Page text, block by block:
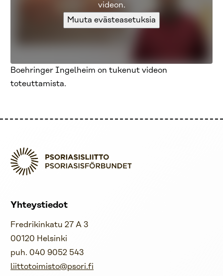
videon.
Muuta evästeasetuksia
Boehringer Ingelheim on tukenut videon
toteuttamista.
Yhteystiedot
Fredrikinkatu 27 A 3
00120 Helsinki
puh. 040 9052 543
liittotoimisto@psori.fi